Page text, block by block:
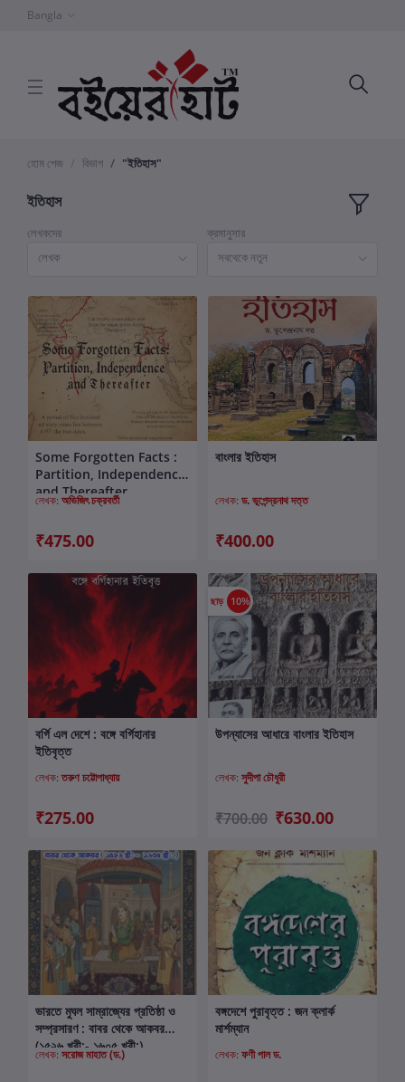
Bangla
হোম পেজ বিভাগ "ইতিহাস"
ইতিহাস
লেখকদের
লেখক
ক্রমানুসার
সবথেকে নতুন
কার্টে যোগ করুন
Some Forgotten Facts :
Partition, Independence
and Thereafter
লেখক: অভিজিৎ চক্রবর্তী
₹475.00
কার্টে যোগ করুন
বাংলার ইতিহাস
লেখক: ড. ভূপেন্দ্রনাথ দত্ত
₹400.00
কার্টে যোগ করুন
বর্গি এল দেশে : বঙ্গে বর্গিহানার
ইতিবৃত্ত
লেখক:তরুণ চট্টোপাধ্যায়
₹275.00
ছাড় 10%
কার্টে যোগ করুন
উপন্যাসের আধারে বাংলার ইতিহাস
লেখক: সুদীপা চৌধুরী
₹700.00 ₹630.00
কার্টে যোগ করুন
ভারতে মুঘল সাম্রাজ্যের প্রতিষ্ঠা ও
সম্প্রসারণ : বাবর থেকে আকবর
(১৫২৬ খ্রী:- ১৬০৫ খ্রী:)
লেখক: সরোজ মাহাত (ড.)
কার্টে যোগ করুন
বঙ্গদেশে পুরাবৃত্ত : জন ক্লার্ক
মার্শম্যান
লেখক: ফণী পাল ড.